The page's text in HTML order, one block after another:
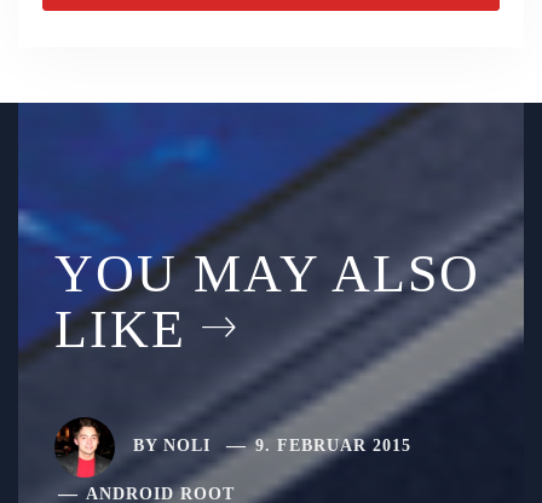
YOU MAY ALSO
LIKE
BY NOLI 9. FEBRUAR 2015
ANDROID ROOT